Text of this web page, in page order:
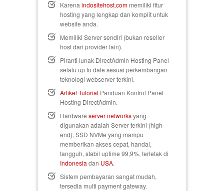
Karena indositehost.commemiliki fitur
hosting yang lengkap dan komplit untuk
website anda.
Memiliki Server sendiri (bukan reseller
host dari provider lain).
Piranti lunak DirectAdmin Hosting Panel
selalu up to date sesuai perkembangan
teknologi webserver terkini.
Artikel Tutorial Panduan Kontrol Panel
Hosting DirectAdmin.
Hardware server networksyang
digunakan adalah Server terkini (high-
end), SSD NVMe yang mampu
memberikan akses cepat, handal,
tangguh, stabil uptime 99,9%, terletak di
Indonesia dan USA.
Sistem pembayaran sangat mudah,
tersedia multi payment gateway.